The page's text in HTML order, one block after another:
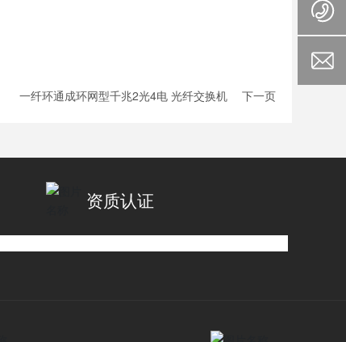
一纤环通成环网型千兆2光4电 光纤交换机 下一页
资质认证